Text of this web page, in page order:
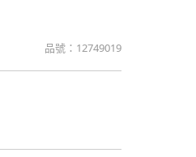
品號： 12749019